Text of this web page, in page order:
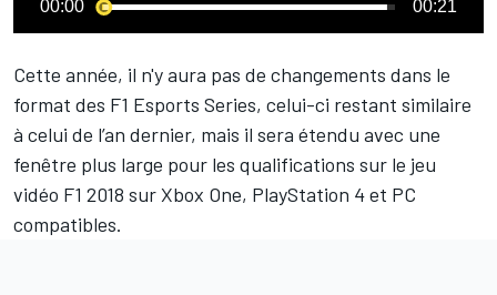
00:00 00:21
Cette année, il n'y aura pas de changements dans le
format des F1 Esports Series, celui-ci restant similaire
à celui de l’an dernier, mais il sera étendu avec une
fenêtre plus large pour les qualifications sur le jeu
vidéo F1 2018 sur Xbox One, PlayStation 4 et PC
compatibles.